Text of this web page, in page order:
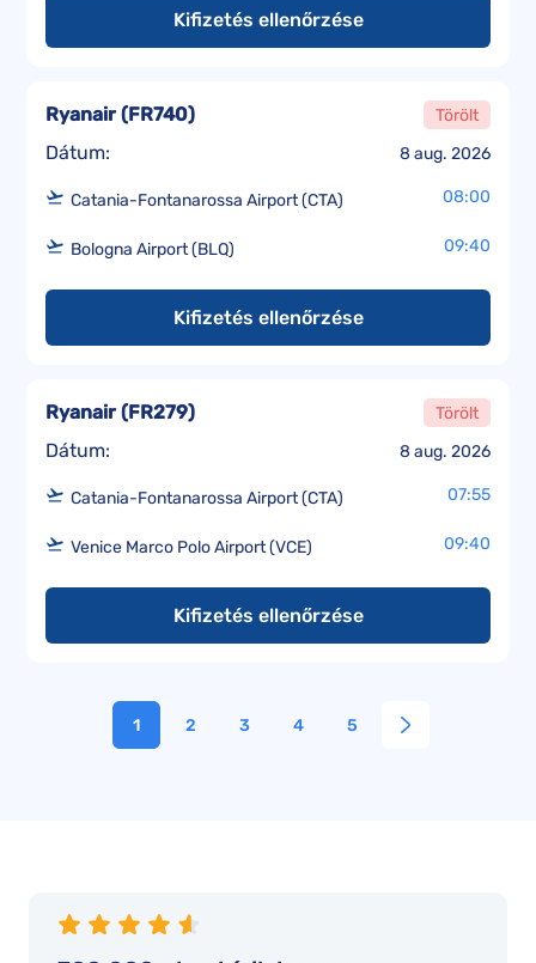
Kifizetés ellenőrzése
Dátum: 8 aug. 2026
Ryanair(FR740) Törölt
Catania-Fontanarossa Airport (CTA) 08:00
Bologna Airport (BLQ) 09:40
Kifizetés ellenőrzése
Dátum: 8 aug. 2026
Ryanair(FR279) Törölt
Catania-Fontanarossa Airport (CTA) 07:55
Venice Marco Polo Airport (VCE) 09:40
Kifizetés ellenőrzése
1 2 3 4 5